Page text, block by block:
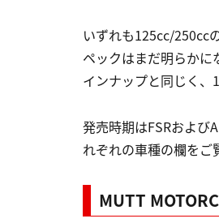
いずれも125cc/250cc
ペックはまだ明らかに
インナップと同じく、
発売時期はFSRおよび
れぞれの車種の欄をご
MUTT